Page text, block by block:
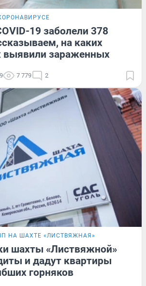
19 заболели 378
на каких
выявили зараженных
7 779 2
НА ШАХТЕ «ЛИСТВЯЖНАЯ»
шахты «Листвяжной»
и дадут квартиры
горняков